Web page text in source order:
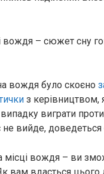
вождя – сюжет сну
вождя було скоєно
з керівництвом,
виграти
вийде,
місці вождя – ви